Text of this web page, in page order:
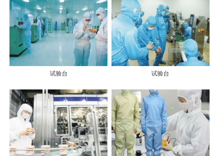
试验台 试验台